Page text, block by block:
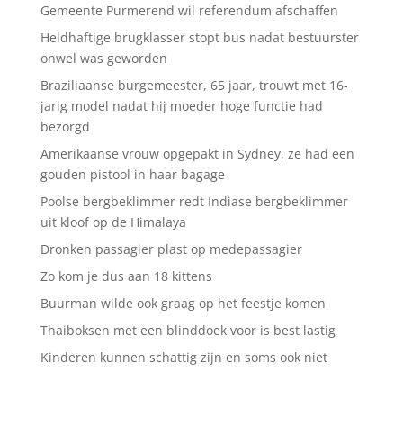
Gemeente Purmerend wil referendum afschaffen
Heldhaftige brugklasser stopt bus nadat bestuurster
onwel was geworden
Braziliaanse burgemeester, 65 jaar, trouwt met 16-
jarig model nadat hij moeder hoge functie had
bezorgd
Amerikaanse vrouw opgepakt in Sydney, ze had een
gouden pistool in haar bagage
Poolse bergbeklimmer redt Indiase bergbeklimmer
uit kloof op de Himalaya
Dronken passagier plast op medepassagier
Zo kom je dus aan 18 kittens
Buurman wilde ook graag op het feestje komen
Thaiboksen met een blinddoek voor is best lastig
Kinderen kunnen schattig zijn en soms ook niet